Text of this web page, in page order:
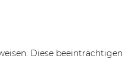
Diese